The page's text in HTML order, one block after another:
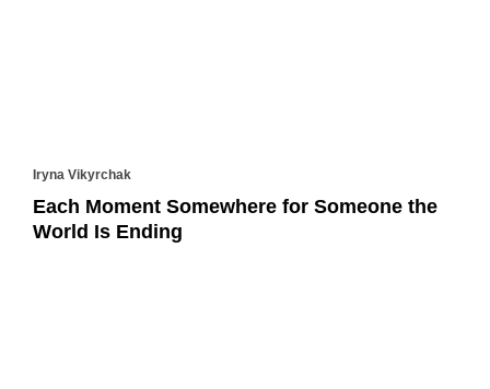
Iryna Vikyrchak
Each Moment Somewhere for Someone the
World Is Ending